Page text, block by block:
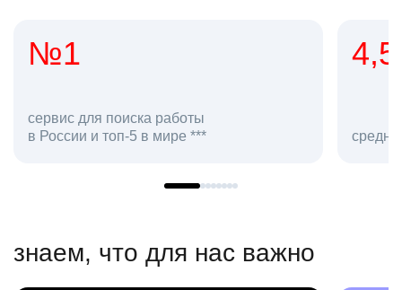
4,5
средняя оценка hh.ru как работодателя **
в
знаем, что для нас важно